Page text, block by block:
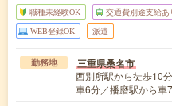
職種未経験OK 交通費別途支給あ
WEB登録OK 派遣
勤務地 三重県桑名市
西別所駅から徒歩10
車6分／播磨駅から車